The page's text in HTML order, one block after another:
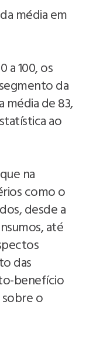
média em
a 100, os
da
de 83,
ao
na
como o
desde a
até
das
benefício
o